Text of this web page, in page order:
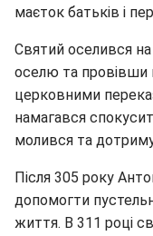
маєток батьків і
Святий оселився на
оселю та провівши
церковними
намагався
молився та
Після 305 року
допомогти
життя. В 311 році